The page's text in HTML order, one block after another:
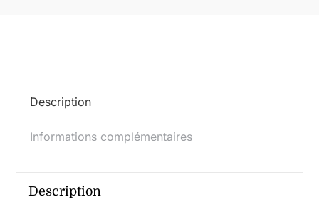
Description
Informations complémentaires
Description